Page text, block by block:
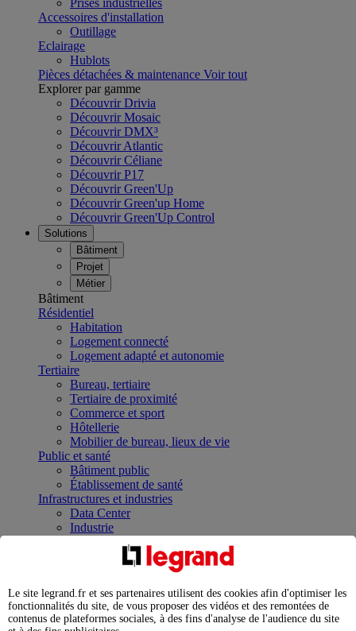
Prises industrielles
Accessoires d'installation
Outillage
Eclairage
Hublots
Pièces détachées & maintenance Voir tout
Explorer par gamme
Découvrir Drivia
Découvrir Mosaic
Découvrir DMX³
Découvrir Atlantic
Découvrir Céliane
Découvrir P17
Découvrir Green'Up
Découvrir Green'up Home
Découvrir Green'Up Control
Solutions
Bâtiment
Projet
Métier
Bâtiment
Résidentiel
Habitation
Logement connecté
Logement adapté et autonomie
Tertiaire
Bureau, tertiaire
Tertiaire de proximité
Commerce et sport
Hôtellerie
Mobilier de bureau, lieux de vie
Public et santé
Bâtiment public
Établissement de santé
Infrastructures et industries
Data Center
Industrie
Infrastructures
Contrôler et planifier le fonctionnement des appareils
Répartir et optimiser son tableau électrique
Legrand Data Center Solutions : concentrer les
expertises au service de vos performances
Le site legrand.fr et ses partenaires utilisent des cookies afin d'optimiser les
fonctionnalités du site, de vous proposer des vidéos et des remontées de
contenus de plateformes sociales, à des fins d'analyse de l'audience du site